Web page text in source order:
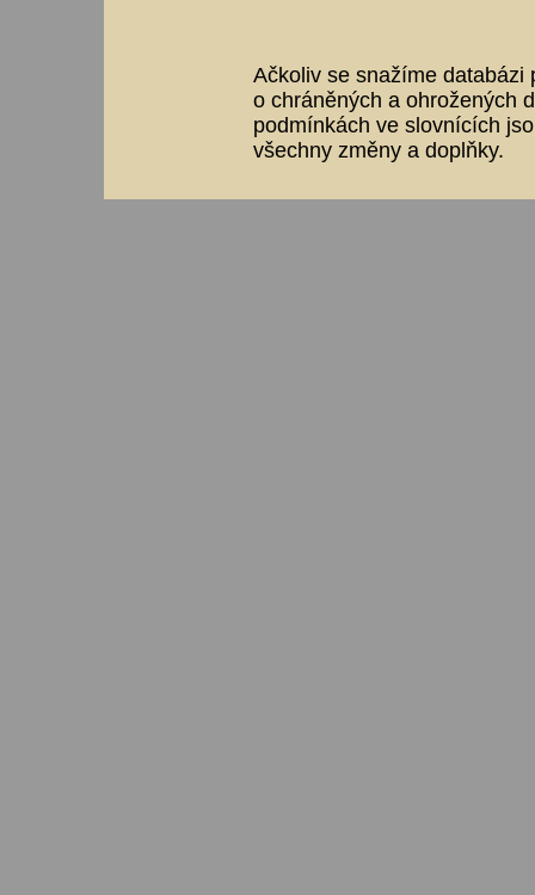
Ačkoliv se snažíme databázi
o chráněných a ohrožených
podmínkách ve slovnících
všechny změny a doplňky.